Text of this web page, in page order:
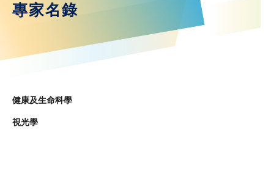
專家名錄
健康及生命科學
視光學